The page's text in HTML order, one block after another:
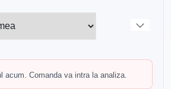
acum. Comanda va intra la analiza.